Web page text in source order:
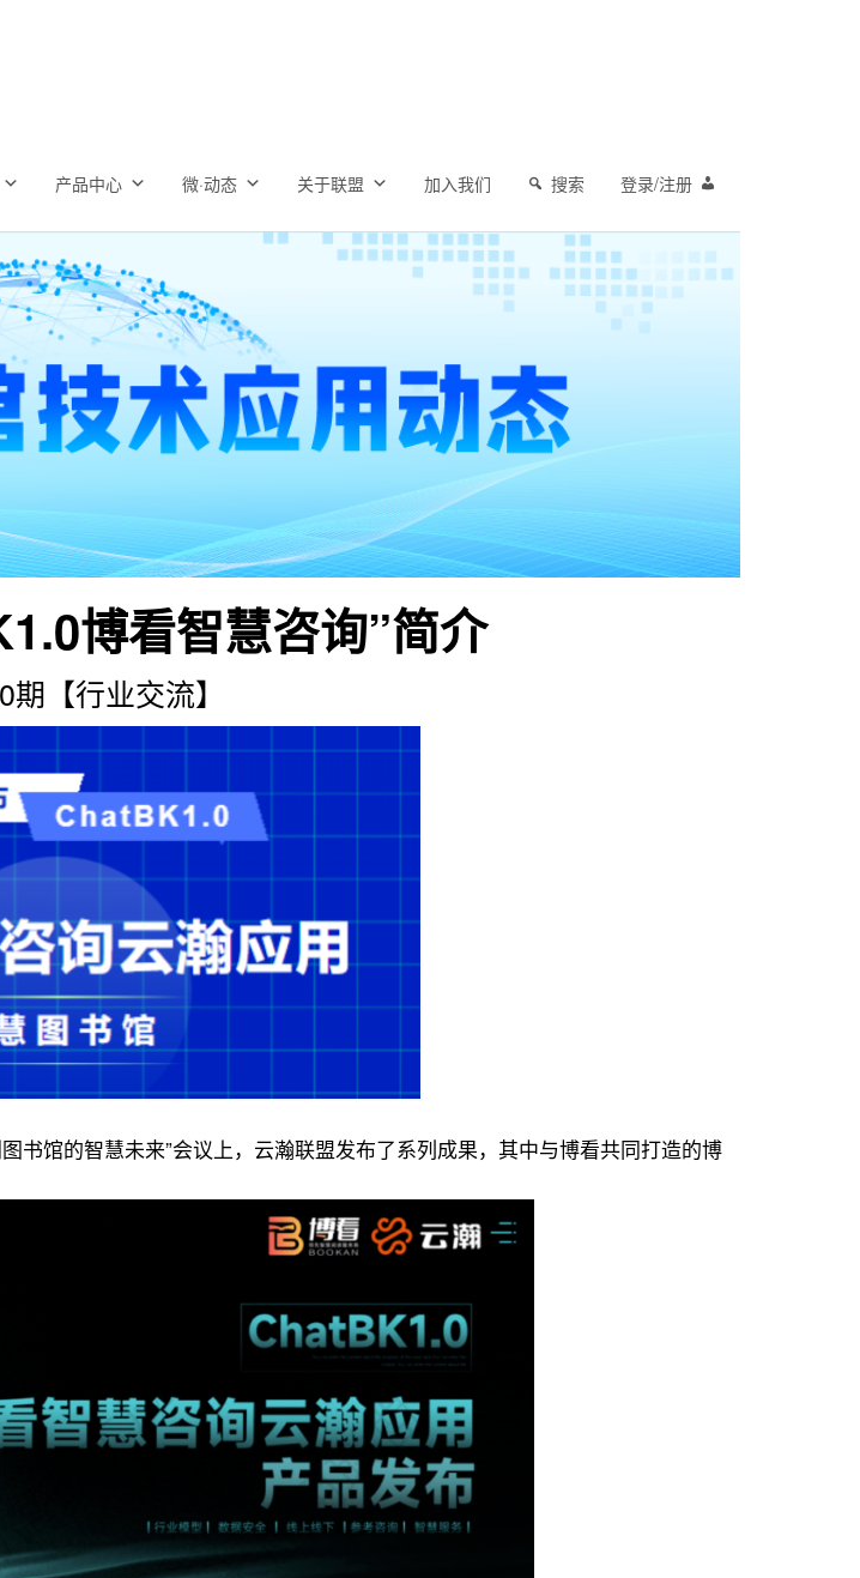
产品中心 微·动态 关于联盟 加入我们 搜索 登录/注册
博看智慧咨询”简介
【行业交流】
书馆的智慧未来”会议上，云瀚联盟发布了系列成果，其中与博看共同打造的博